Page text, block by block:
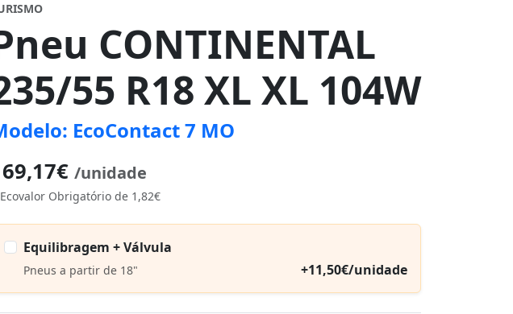
CONTINENTAL
55 R18 XL XL 104W
EcoContact 7 MO
/unidade
Obrigatório de 1,82€
Equilibragem + Válvula
Pneus a partir de 18" +11,50€/unidade